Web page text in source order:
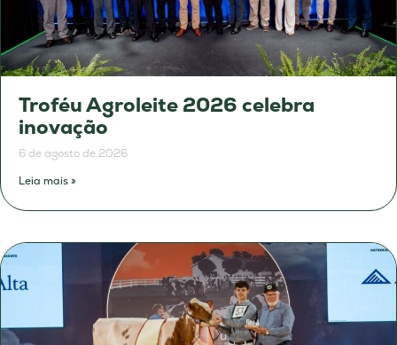
Troféu Agroleite 2026 celebra
inovação
6 de agosto de 2026
Leia mais »